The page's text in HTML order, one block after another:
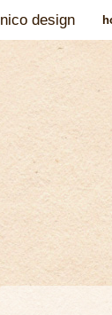
nico design